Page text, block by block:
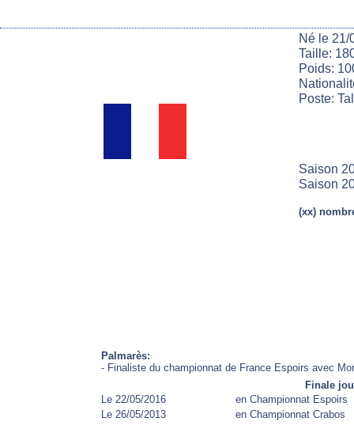
Né le 21/
Taille:
Poids:
Poste:
Saison
Saison
(xx)
Palmarès:
- Finaliste du championnat de France Espoirs avec
Finale
Le 22/05/2016
en Championnat Espoirs
Le 26/05/2013
en Championnat Crabos